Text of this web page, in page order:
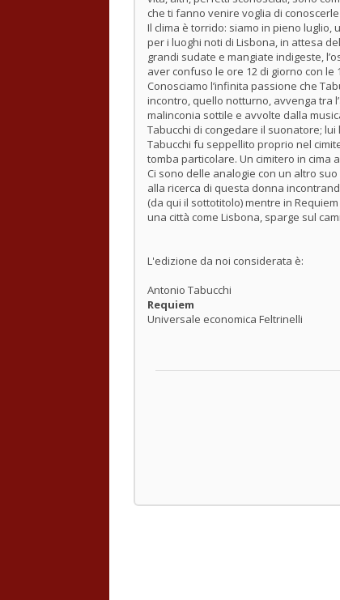
che ti fanno venire voglia di
Il clima è torrido: siamo in pieno luglio,
per i luoghi noti di Lisbona, in attesa
grandi sudate e mangiate indigeste,
aver confuso le ore 12 di giorno con le
Conosciamo l’infinita passione che
incontro, quello notturno, avvenga tra
malinconia sottile e avvolte dalla
Tabucchi di congedare il suonatore;
Tabucchi fu seppellito proprio nel
tomba particolare. Un cimitero in cima
Ci sono delle analogie con un altro
alla ricerca di questa donna
(da qui il sottotitolo) mentre in
una città come Lisbona, sparge sul
L'edizione da noi considerata è:
Antonio Tabucchi
Requiem
Universale economica Feltrinelli